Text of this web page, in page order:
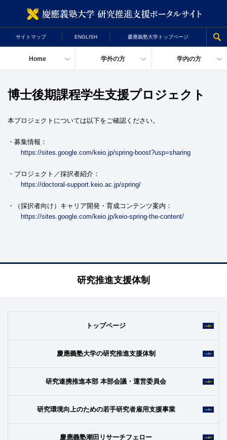
サイトマップ ENGLISH 慶應義塾大学トップページ
Home 学外の方 学内の方
博士後期課程学生支援プロジェクト
本プロジェクトについては以下をご確認ください。
・募集情報：
https://sites.google.com/keio.jp/spring-boost?usp=sharing
・プロジェクト／採択者紹介：
https://doctoral-support.keio.ac.jp/spring/
・（採択者向け）キャリア開発・育成コンテンツ案内：
https://sites.google.com/keio.jp/keio-spring-the-content/
研究推進支援体制
トップページ
慶應義塾大学の研究推進支援体制
研究連携推進本部 本部会議・運営委員会
研究環境向上のための若手研究者雇用支援事業
慶應義塾潮田リサーチフェロー